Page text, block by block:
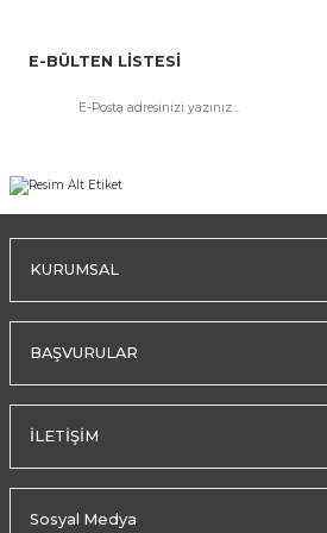
E-BÜLTEN LİSTESİ
KURUMSAL
BAŞVURULAR
İLETİŞİM
Sosyal Medya